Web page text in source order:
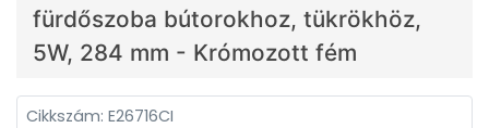
fürdőszoba bútorokhoz, tükrökhöz,
5W, 284 mm - Krómozott fém
Cikkszám: E26716CI